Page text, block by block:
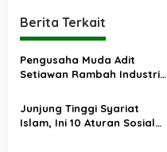
g
a
s
p
Berita Terkait
Pengusaha Muda Adit
Setiawan Rambah Industri
Travel, Buka Lima Cabang
Sekaligus
Junjung Tinggi Syariat
Islam, Ini 10 Aturan Sosial